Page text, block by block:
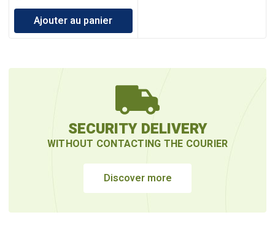
Ajouter au panier
SECURITY DELIVERY
WITHOUT CONTACTING THE COURIER
Discover more